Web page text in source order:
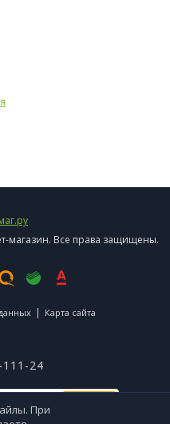
магазин. Все права защищены.
| Карта сайта
24
При